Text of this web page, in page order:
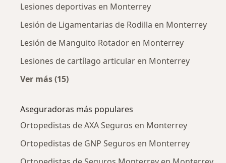
Lesiones deportivas en Monterrey
Lesión de Ligamentarias de Rodilla en Monterrey
Lesión de Manguito Rotador en Monterrey
Lesiones de cartílago articular en Monterrey
Ver más (15)
Aseguradoras más populares
Ortopedistas de AXA Seguros en Monterrey
Ortopedistas de GNP Seguros en Monterrey